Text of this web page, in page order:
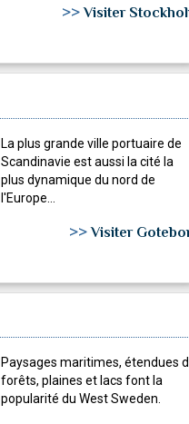
>>Visiter
La plus grande ville portuaire de
Scandinavie est aussi la cité la
plus dynamique du nord de
l'Europe...
>>Visiter
Paysages maritimes, étendues
forêts, plaines et lacs font la
popularité du West Sweden.